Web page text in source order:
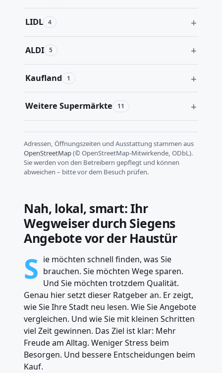
LIDL 4
ALDI 5
Kaufland 1
Weitere Supermärkte 11
Adressen, Öffnungszeiten und Ausstattung stammen aus
OpenStreetMap(© OpenStreetMap-Mitwirkende, ODbL).
Sie werden von den Betreibern gepflegt und können
abweichen – bitte vor dem Besuch prüfen.
Nah, lokal, smart: Ihr
Wegweiser durch Siegens
Angebote vor der Haustür
S ie möchten schnell finden, was Sie
brauchen. Sie möchten Wege sparen.
Und Sie möchten trotzdem Qualität.
Genau hier setzt dieser Ratgeber an. Er zeigt,
wie Sie Ihre Stadt neu lesen. Wie Sie Angebote
vergleichen. Und wie Sie mit kleinen Schritten
viel Zeit gewinnen. Das Ziel ist klar: Mehr
Freude am Alltag. Weniger Stress beim
Besorgen. Und bessere Entscheidungen beim
Kauf.